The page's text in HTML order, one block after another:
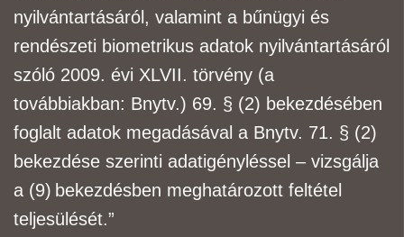
nyilvántartásáról, valamint a bűnügyi és
rendészeti biometrikus adatok nyilvántartásáról
szóló 2009. évi XLVII. törvény (a
továbbiakban: Bnytv.) 69. § (2) bekezdésében
foglalt adatok megadásával a Bnytv. 71. § (2)
bekezdése szerinti adatigényléssel – vizsgálja
a (9) bekezdésben meghatározott feltétel
teljesülését.”